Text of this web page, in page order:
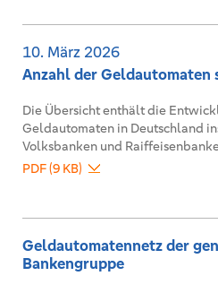
10. März 2026
Anzahl der Geldautomaten
Die Übersicht enthält die
Geldautomaten in Deutschland
Volksbanken und
PDF (9 KB)
Geldautomatennetz der
Bankengruppe